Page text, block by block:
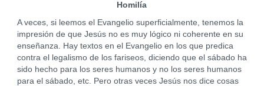
Homilía
A veces, si leemos el Evangelio superficialmente, tenemos la
impresión de que Jesús no es muy lógico ni coherente en su
enseñanza. Hay textos en el Evangelio en los que predica
contra el legalismo de los fariseos, diciendo que el sábado ha
sido hecho para los seres humanos y no los seres humanos
para el sábado, etc. Pero otras veces Jesús nos dice cosas